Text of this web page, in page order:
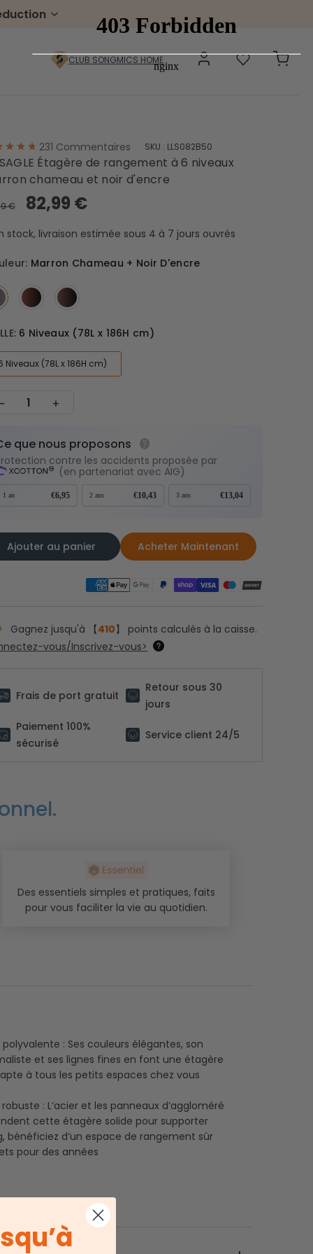
CLUB SONGMICS HOME
Pelouse & jardin
Gabion à pierre
Chariots de jardin
231 Commentaires SKU : LLS082B50
Étagère de rangement à 6 niveaux
chameau et noir d'encre
€ 82,99 €
stock, livraison estimée sous 4 à 7 jours ouvrés
Marron Chameau + Noir D'encre
6 Niveaux (78L x 186H cm)
Niveaux (78L x 186H cm)
que nous proposons
contre les accidents proposée par
(en partenariat avec AIG)
1 an €6,95 2 ans €10,43 3 ans €13,04
Ajouter au panier Acheter Maintenant
Gagnez jusqu'à 【410】 points calculés à la caisse.
vous/Inscrivez-vous>
Frais de port gratuit
Retour sous 30
jours
Paiement 100%
sécurisé
Service client 24/5
Des essentiels simples et pratiques, faits
pour vous faciliter la vie au quotidien.
: Ses couleurs élégantes, son
et ses lignes fines en font une étagère
à tous les petits espaces chez vous
: L’acier et les panneaux d’aggloméré
cette étagère solide pour supporter
bénéficiez d’un espace de rangement sûr
pour des années